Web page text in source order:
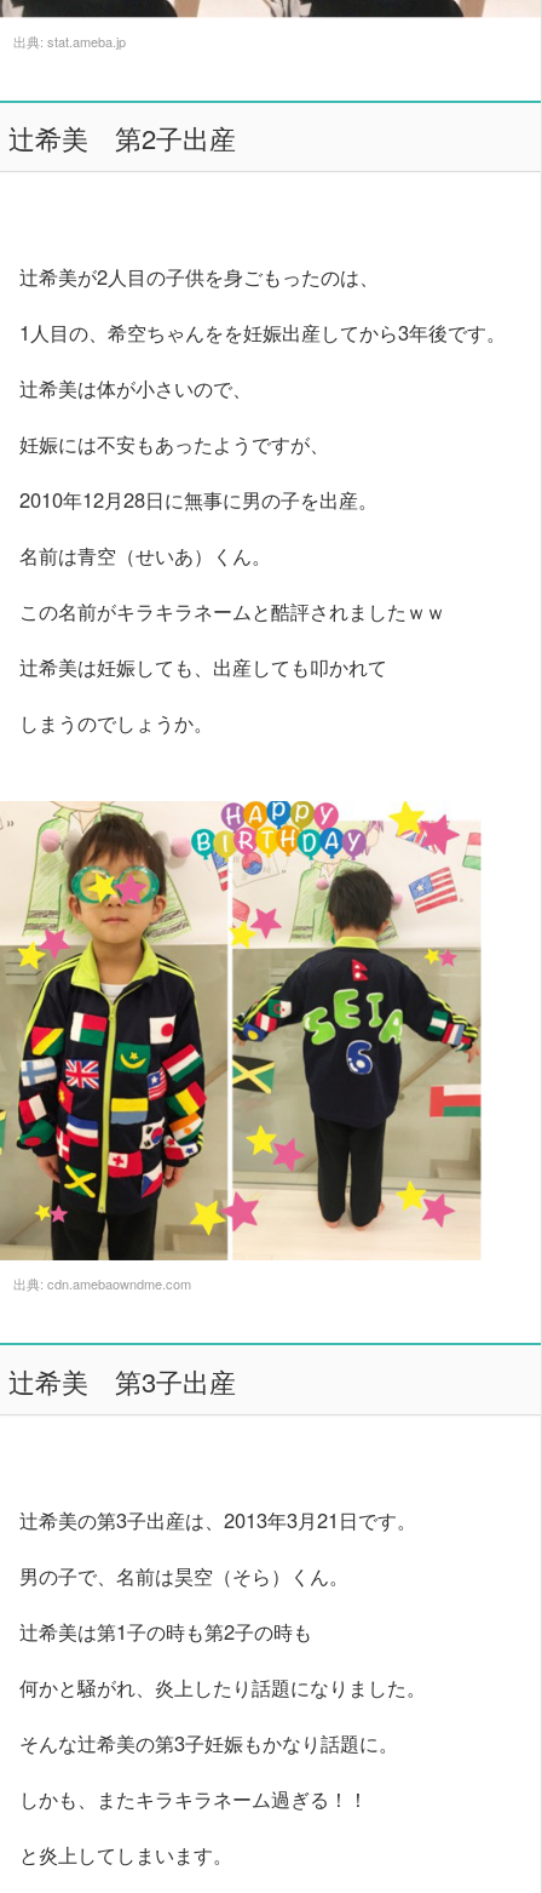
出典: stat.ameba.jp
辻希美 第2子出産
辻希美が2人目の子供を身ごもったのは、
1人目の、希空ちゃんをを妊娠出産してから3年後です。
辻希美は体が小さいので、
妊娠には不安もあったようですが、
2010年12月28日に無事に男の子を出産。
名前は青空（せいあ）くん。
この名前がキラキラネームと酷評されましたｗｗ
辻希美は妊娠しても、出産しても叩かれて
しまうのでしょうか。
出典: cdn.amebaowndme.com
辻希美 第3子出産
辻希美の第3子出産は、2013年3月21日です。
男の子で、名前は昊空（そら）くん。
辻希美は第1子の時も第2子の時も
何かと騒がれ、炎上したり話題になりました。
そんな辻希美の第3子妊娠もかなり話題に。
しかも、またキラキラネーム過ぎる！！
と炎上してしまいます。